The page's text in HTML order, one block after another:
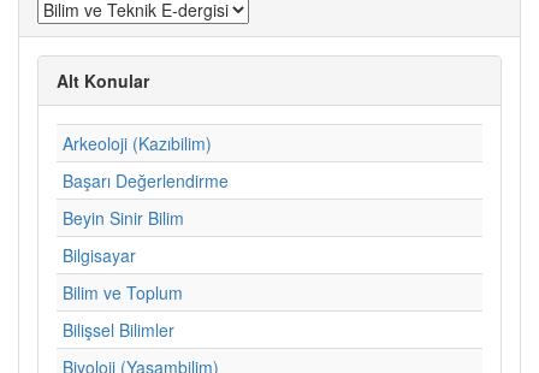
Alt Konular
Arkeoloji (Kazıbilim)
Başarı Değerlendirme
Beyin Sinir Bilim
Bilgisayar
Bilim ve Toplum
Bilişsel Bilimler
Biyoloji (Yaşambilim)